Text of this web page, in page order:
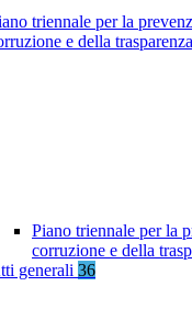
triennale per la
e della trasparenza
Piano triennale per la
corruzione e della
generali 36